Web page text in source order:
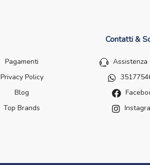
Pagamenti
Privacy Policy
Blog
Top Brands
Contatti &
Assistenza